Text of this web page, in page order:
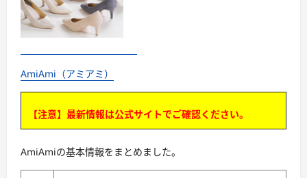
AmiAmi（アミアミ）
【注意】最新情報は公式サイトでご確認ください。
AmiAmiの基本情報をまとめました。